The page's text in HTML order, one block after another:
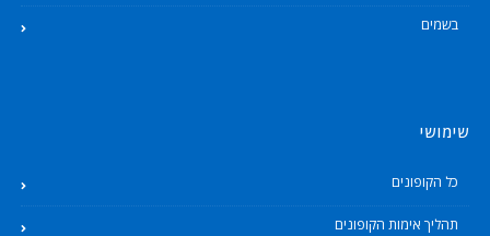
בשמים
שימושי
כל הקופונים
תהליך אימות הקופונים